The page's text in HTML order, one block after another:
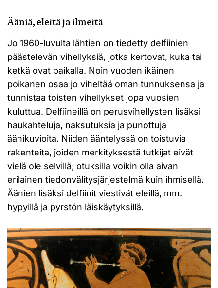
Ääniä, eleitä ja ilmeitä
Jo 1960-luvulta lähtien on tiedetty delfiinien
päästelevän vihellyksiä, jotka kertovat, kuka tai
ketkä ovat paikalla. Noin vuoden ikäinen
poikanen osaa jo viheltää oman tunnuksensa ja
tunnistaa toisten vihellykset jopa vuosien
kuluttua. Delfiineillä on perusvihellysten lisäksi
haukahteluja, naksutuksia ja punottuja
äänikuvioita. Niiden ääntelyssä on toistuvia
rakenteita, joiden merkityksestä tutkijat eivät
vielä ole selvillä; otuksilla voikin olla aivan
erilainen tiedonvälitysjärjestelmä kuin ihmisellä.
Äänien lisäksi delfiinit viestivät eleillä, mm.
hypyillä ja pyrstön läiskäytyksillä.